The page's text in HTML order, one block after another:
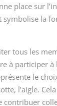
place sur
symbolise la
tous les
à participer à
le
l’aigle.
contribuer